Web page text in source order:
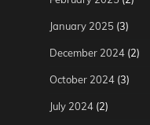
January 2025 (3)
December 2024 (2)
October 2024 (3)
July 2024 (2)